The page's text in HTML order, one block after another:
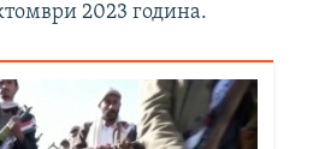
2023 година.